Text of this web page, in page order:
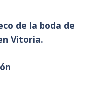
de la boda de
Vitoria.